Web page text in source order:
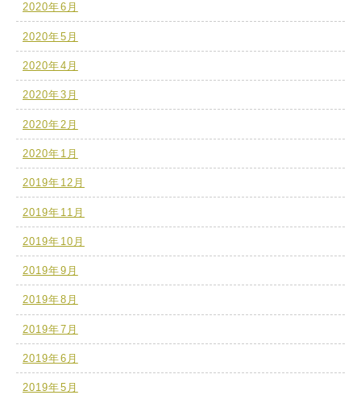
2020年6月
2020年5月
2020年4月
2020年3月
2020年2月
2020年1月
2019年12月
2019年11月
2019年10月
2019年9月
2019年8月
2019年7月
2019年6月
2019年5月